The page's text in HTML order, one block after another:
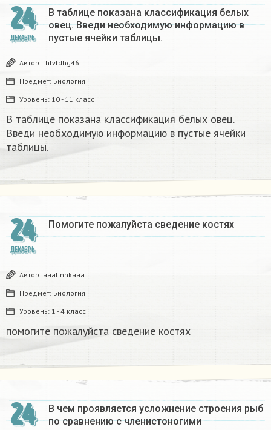
24
ДЕКАБРЬ
В таблице показана классификация белых
овец. Введи необходимую информацию в
пустые ячейки таблицы.​
Автор: fhfvfdhg46
Предмет: Биология
Уровень: 10 - 11 класс
В таблице показана классификация белых овец.
Введи необходимую информацию в пустые ячейки
таблицы.​
24
ДЕКАБРЬ
Помогите пожалуйста сведение костях​
Автор: aaalinnkaaa
Предмет: Биология
Уровень: 1 - 4 класс
помогите пожалуйста сведение костях​
24
В чем проявляется усложнение строения рыб
по сравнению с членистоногими